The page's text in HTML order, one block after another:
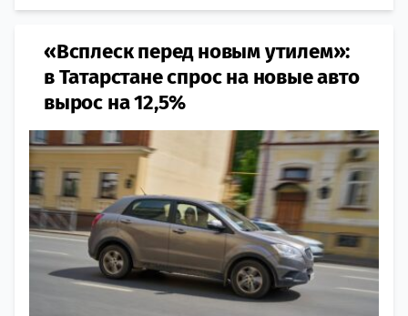
«Всплеск перед новым утилем»:
в Татарстане спрос на новые авто
вырос на 12,5%